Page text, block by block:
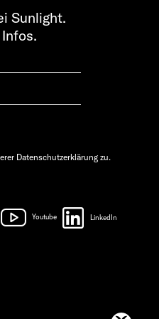
Sunlight.
Datenschutzerklärung zu.
Youtube LinkedIn